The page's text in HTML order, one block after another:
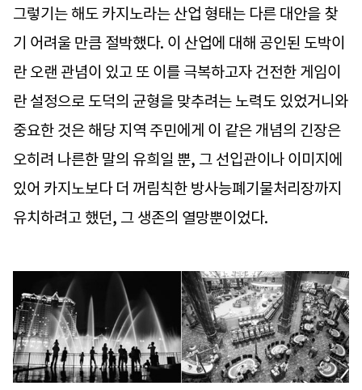
그렇기는 해도 카지노라는 산업 형태는 다른 대안을 찾
기 어려울 만큼 절박했다. 이 산업에 대해 공인된 도박이
란 오랜 관념이 있고 또 이를 극복하고자 건전한 게임이
란 설정으로 도덕의 균형을 맞추려는 노력도 있었거니와
중요한 것은 해당 지역 주민에게 이 같은 개념의 긴장은
오히려 나른한 말의 유희일 뿐, 그 선입관이나 이미지에
있어 카지노보다 더 꺼림칙한 방사능폐기물처리장까지
유치하려고 했던, 그 생존의 열망뿐이었다.